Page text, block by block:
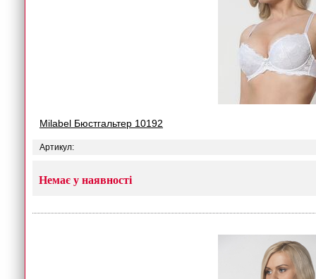
Milabel Бюстгальтер 10192
Артикул:
Немає у наявності